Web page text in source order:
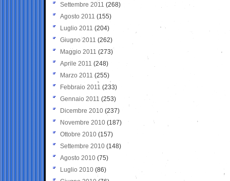
Settembre 2011 (268)
Agosto 2011 (155)
Luglio 2011 (204)
Giugno 2011 (262)
Maggio 2011 (273)
Aprile 2011 (248)
Marzo 2011 (255)
Febbraio 2011 (233)
Gennaio 2011 (253)
Dicembre 2010 (237)
Novembre 2010 (187)
Ottobre 2010 (157)
Settembre 2010 (148)
Agosto 2010 (75)
Luglio 2010 (86)